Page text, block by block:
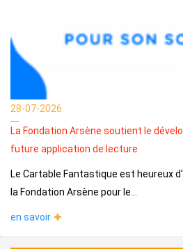
28-07-2026
La Fondation Arsène soutient le
future application de lecture
Le Cartable Fantastique est heureux
la Fondation Arsène pour le...
en savoir